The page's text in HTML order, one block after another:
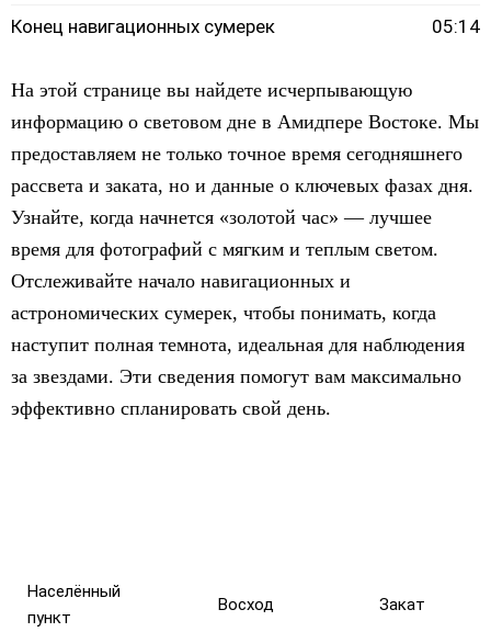
Конец навигационных сумерек
05:14
На этой странице вы найдете исчерпывающую
информацию о световом дне в Амидпере Востоке. Мы
предоставляем не только точное время сегодняшнего
рассвета и заката, но и данные о ключевых фазах дня.
Узнайте, когда начнется «золотой час» — лучшее
время для фотографий с мягким и теплым светом.
Отслеживайте начало навигационных и
астрономических сумерек, чтобы понимать, когда
наступит полная темнота, идеальная для наблюдения
за звездами. Эти сведения помогут вам максимально
эффективно спланировать свой день.
Населённый
пункт
Восход Закат